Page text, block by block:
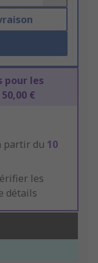
les
€
partir du 10
les
détails